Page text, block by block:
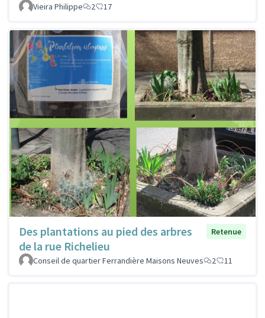
Vieira Philippe
2 17
Des plantations au pied des arbres
de la rue Richelieu
Retenue
Conseil de quartier Ferrandière Maisons Neuves 2 11